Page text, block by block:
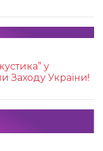
у
Заходу України!